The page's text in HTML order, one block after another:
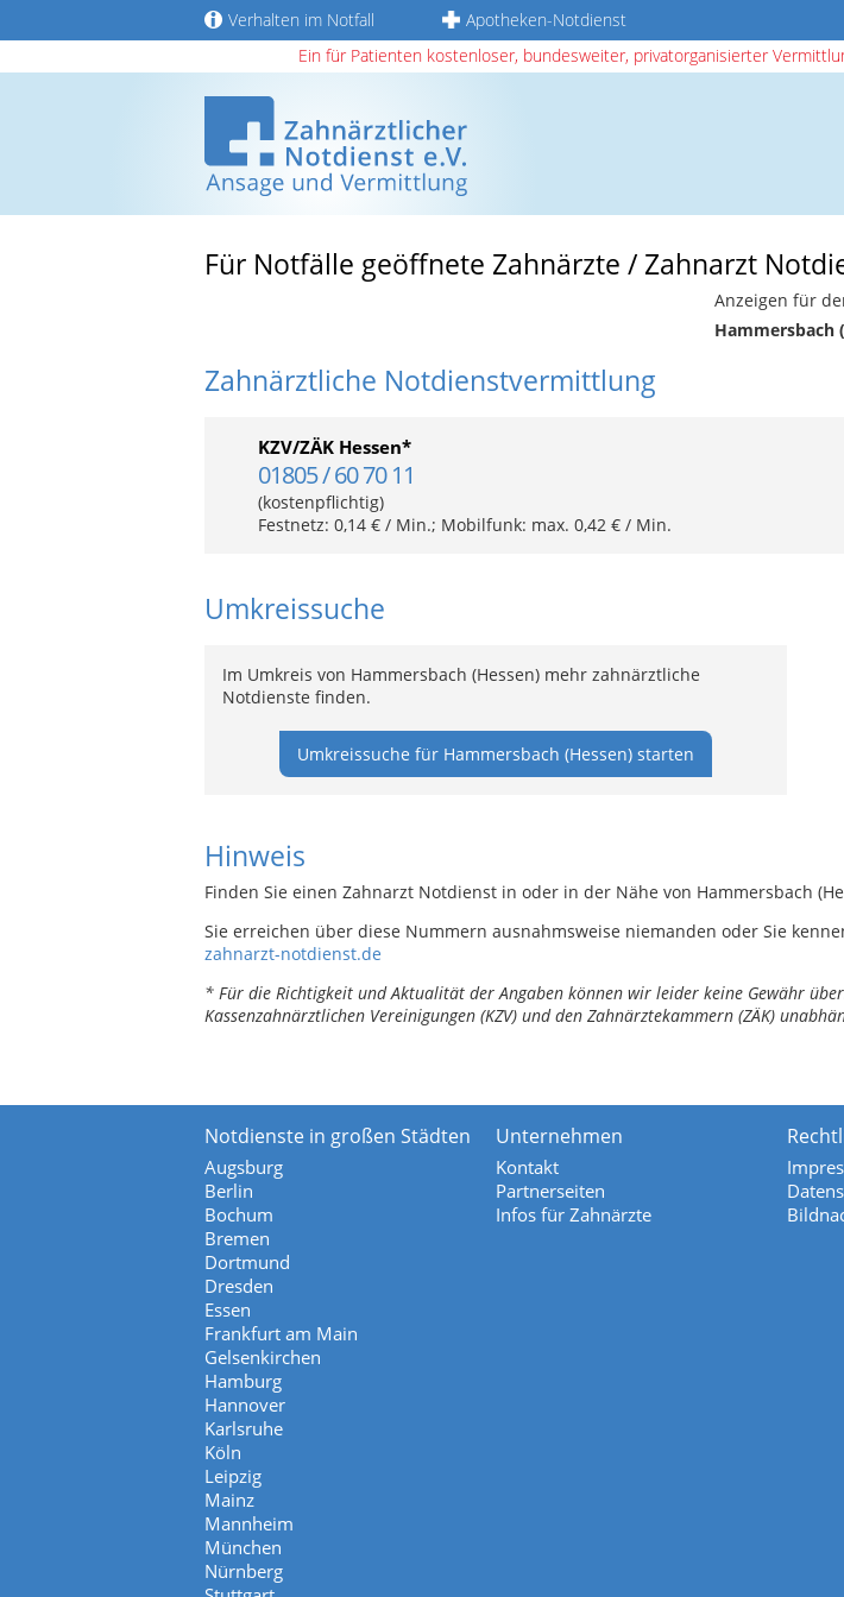
Verhalten im Notfall Apotheken-Notdienst
Ein für Patienten kostenloser, bundesweiter, privatorganisierter
Für Notfälle geöffnete Zahnärzte / Zahnarzt
Anzeigen für
Hammersbach
Zahnärztliche Notdienstvermittlung
KZV/ZÄK Hessen*
01805 / 60 70 11
(kostenpflichtig)
Festnetz: 0,14 € / Min.; Mobilfunk: max. 0,42 € / Min.
Umkreissuche
Im Umkreis von Hammersbach (Hessen) mehr zahnärztliche
Notdienste finden.
Umkreissuche für Hammersbach (Hessen) starten
Hinweis
Finden Sie einen Zahnarzt Notdienst in oder in der Nähe von Hammersbach
Sie erreichen über diese Nummern ausnahmsweise niemanden oder Sie
zahnarzt-notdienst.de
* Für die Richtigkeit und Aktualität der Angaben können wir leider keine Gewähr
Kassenzahnärztlichen Vereinigungen (KZV) und den Zahnärztekammern (ZÄK)
Notdienste in großen Städten
Augsburg
Berlin
Bochum
Bremen
Dortmund
Dresden
Essen
Frankfurt am Main
Gelsenkirchen
Hamburg
Hannover
Karlsruhe
Köln
Leipzig
Mainz
Mannheim
München
Nürnberg
Unternehmen
Kontakt
Partnerseiten
Infos für Zahnärzte